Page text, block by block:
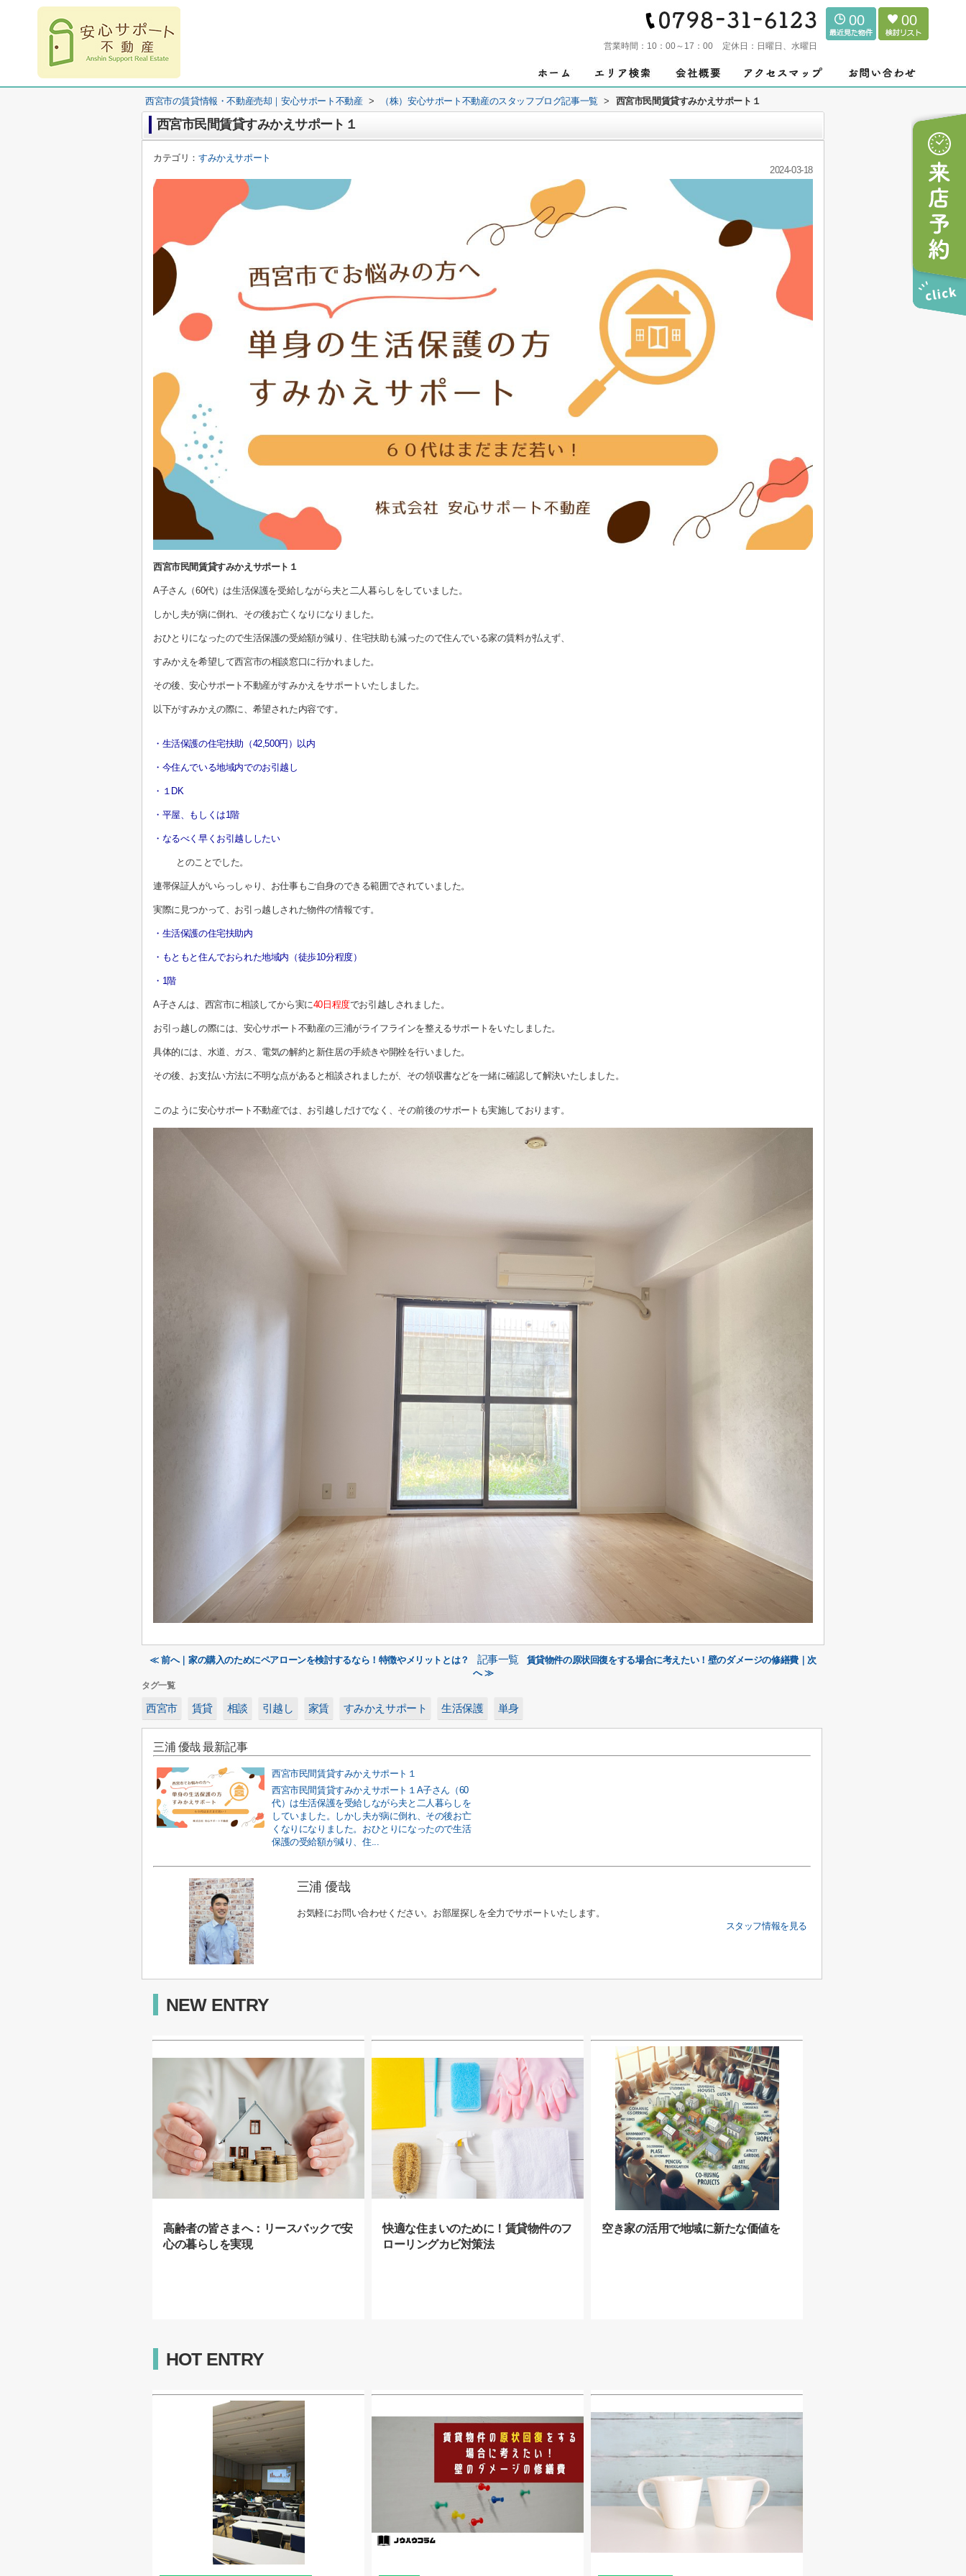
営業時間： 10：00～17：00 定休日： 日曜日、水曜日
00 00
西宮市の賃貸情報・不動産売却｜安心サポート不動産 > （株）安心サポート不動産のスタッフブログ記事一覧 > 西宮市民間賃貸すみかえサポート１
西宮市民間賃貸すみかえサポート１
カテゴリ：すみかえサポート
2024-03-18
西宮市民間賃貸すみかえサポート１
A子さん（60代）は生活保護を受給しながら夫と二人暮らしをしていました。
しかし夫が病に倒れ、その後お亡くなりになりました。
おひとりになったので生活保護の受給額が減り、住宅扶助も減ったので住んでいる家の賃料が払えず、
すみかえを希望して西宮市の相談窓口に行かれました。
その後、安心サポート不動産がすみかえをサポートいたしました。
以下がすみかえの際に、希望された内容です。
・生活保護の住宅扶助（42,500円）以内
・今住んでいる地域内でのお引越し
・１DK
・平屋、もしくは1階
・なるべく早くお引越ししたい
とのことでした。
連帯保証人がいらっしゃり、お仕事もご自身のできる範囲でされていました。
実際に見つかって、お引っ越しされた物件の情報です。
・生活保護の住宅扶助内
・もともと住んでおられた地域内（徒歩10分程度）
・1階
A子さんは、西宮市に相談してから実に40日程度でお引越しされました。
お引っ越しの際には、安心サポート不動産の三浦がライフラインを整えるサポートをいたしました。
具体的には、水道、ガス、電気の解約と新住居の手続きや開栓を行いました。
その後、お支払い方法に不明な点があると相談されましたが、その領収書などを一緒に確認して解決いたしました。
このように安心サポート不動産では、お引越しだけでなく、その前後のサポートも実施しております。
≪ 前へ｜家の購入のためにペアローンを検討するなら！特徴やメリットとは？ 記事一覧
賃貸物件の原状回復をする場合に考えたい！壁のダメージの修繕費｜次
へ ≫
タグ一覧
西宮市 賃貸 相談 引越し 家賃 すみかえサポート 生活保護 単身
三浦 優哉 最新記事
西宮市民間賃貸すみかえサポート１
西宮市民間賃貸すみかえサポート１A子さん（60
代）は生活保護を受給しながら夫と二人暮らしを
していました。しかし夫が病に倒れ、その後お亡
くなりになりました。おひとりになったので生活
保護の受給額が減り、住...
三浦 優哉
お気軽にお問い合わせください。お部屋探しを全力でサポートいたします。
スタッフ情報を見る
NEW ENTRY
高齢者の皆さまへ：リースバックで安
心の暮らしを実現
快適な住まいのために！賃貸物件のフ
ローリングカビ対策法
空き家の活用で地域に新たな価値を
HOT ENTRY